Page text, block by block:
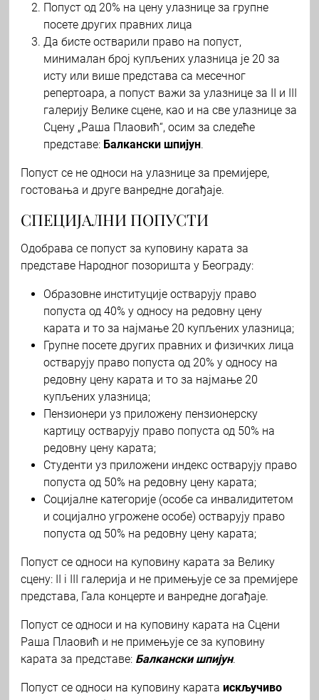
Попуст од 20% на цену улазнице за групне
посете других правних лица
Да бисте остварили право на попуст,
минималан број купљених улазница је 20 за
исту или више представа са месечног
репертоара, а попуст важи за улазнице за II и III
галерију Велике сцене, као и на све улазнице за
Сцену „Раша Плаовић“, осим за следеће
представе: Балкански шпијун.
Попуст се не односи на улазнице за премијере,
гостовања и друге ванредне догађаје.
СПЕЦИЈАЛНИ ПОПУСТИ
Одобрава се попуст за куповину карата за
представе Народног позоришта у Београду:
Образовне институције остварују право
попуста од 40% у односу на редовну цену
карата и то за најмање 20 купљених улазница;
Групне посете других правних и физичких лица
остварују право попуста од 20% у односу на
редовну цену карата и то за најмање 20
купљених улазница;
Пензионери уз приложену пензионерску
картицу остварују право попуста од 50% на
редовну цену карата;
Студенти уз приложени индекс остварују право
попуста од 50% на редовну цену карата;
Социјалне категорије (особе са инвалидитетом
и социјално угрожене особе) остварују право
попуста од 50% на редовну цену карата;
Попуст се односи на куповину карата за Велику
сцену: II i III галерија и не примењује се за премијере
представа, Гала концерте и ванредне догађаје.
Попуст се односи и на куповину карата на Сцени
Раша Плаовић и не примењује се за куповину
карата за представе: Балкански шпијун.
Попуст се односи на куповину карата искључиво